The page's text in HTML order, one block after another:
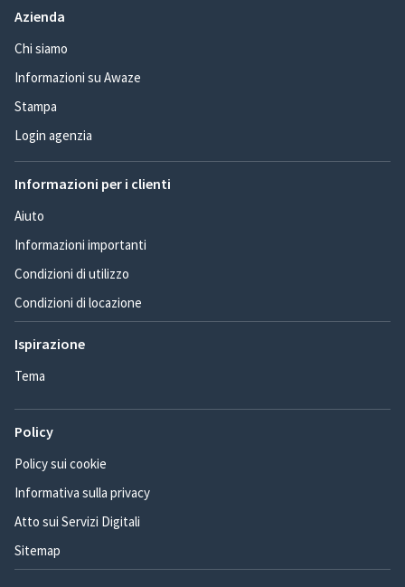
Azienda
Chi siamo
Informazioni su Awaze
Stampa
Login agenzia
Informazioni per i clienti
Aiuto
Informazioni importanti
Condizioni di utilizzo
Condizioni di locazione
Ispirazione
Tema
Policy
Policy sui cookie
Informativa sulla privacy
Atto sui Servizi Digitali
Sitemap